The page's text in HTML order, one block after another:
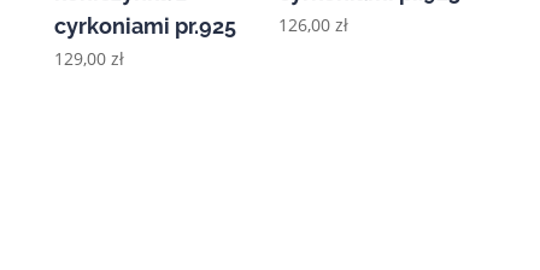
cyrkoniami pr.925
129,00 zł
126,00zł